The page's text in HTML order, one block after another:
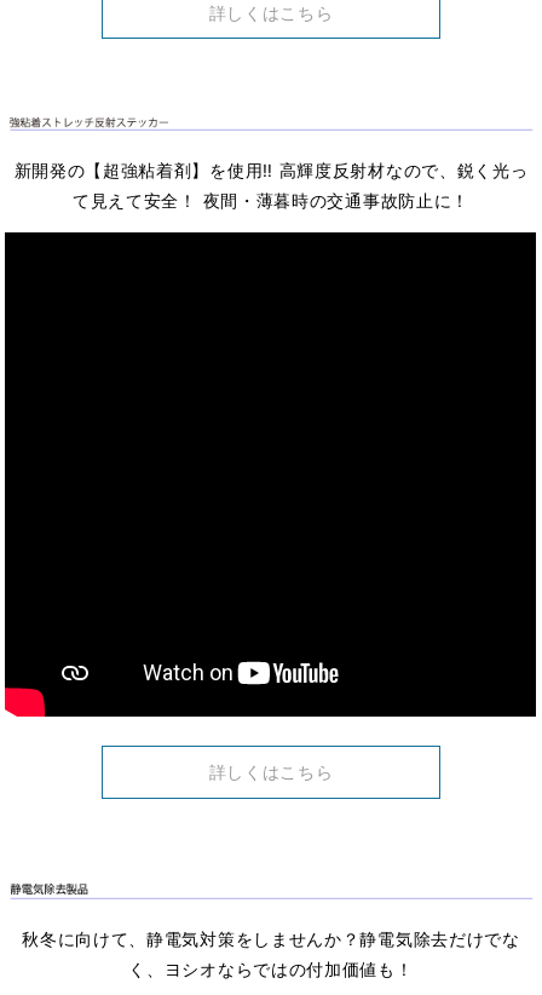
詳しくはこちら
新開発の【超強粘着剤】を使用‼ 高輝度反射材なので、鋭く光っ
て見えて安全！ 夜間・薄暮時の交通事故防止に！
詳しくはこちら
秋冬に向けて、静電気対策をしませんか？静電気除去だけでな
く、ヨシオならではの付加価値も！